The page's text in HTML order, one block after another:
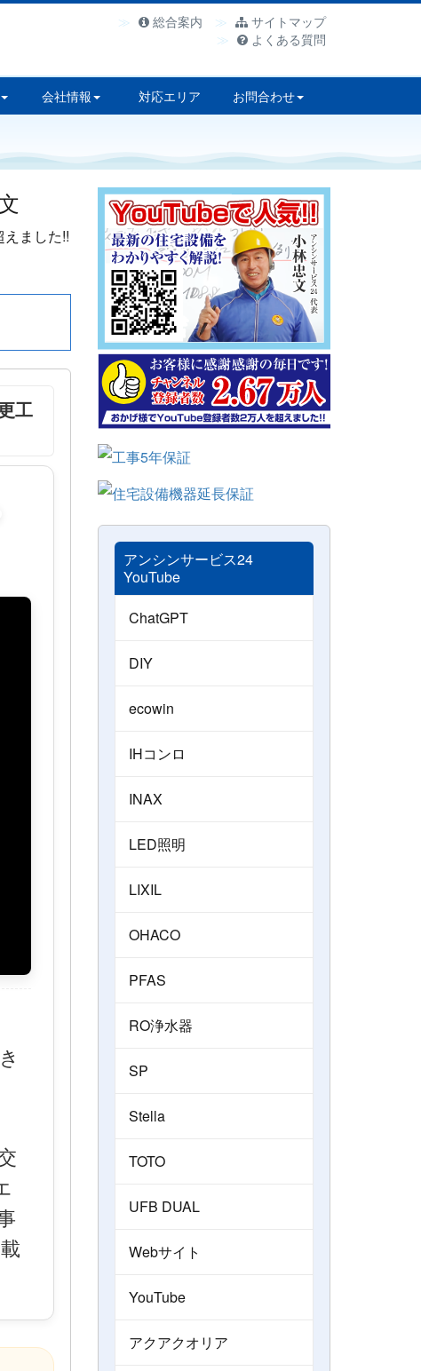
総合案内
サイトマップ
よくある質問
会社情報 対応エリア お問合わせ
工
アンシンサービス24
YouTube
ChatGPT
DIY
ecowin
IHコンロ
INAX
LED照明
LIXIL
OHACO
PFAS
RO浄水器
SP
Stella
TOTO
UFB DUAL
Webサイト
YouTube
アクアクオリア